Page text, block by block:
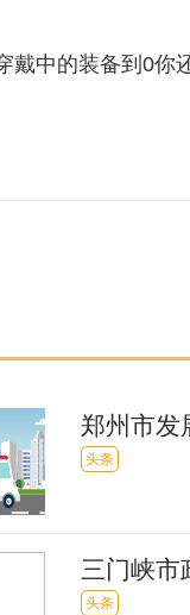
戴中的装备到0
郑州市发
头条
三门峡市
头条